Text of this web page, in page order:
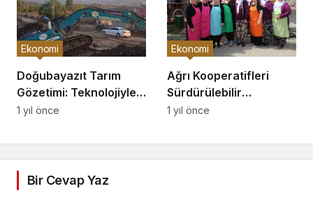
Doğubayazıt Tarım
Gözetimi: Teknolojiyle
Verimlilik Artışı
Ekonomi
1 yıl önce
Ağrı Kooperatifleri
Sürdürülebilir
Kalkınmada Rol
Ekonomi
1 yıl önce
Bir Cevap Yaz